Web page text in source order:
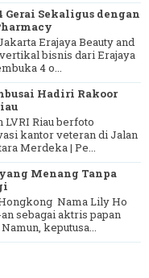
Sekaligus dengan
Erajaya Beauty and
bisnis dari Erajaya
4 o...
Hadiri Rakoor
LVRI Riau berfoto
kantor veteran di Jalan
Merdeka | Pe...
Menang Tanpa
Nama Lily Ho
sebagai aktris papan
keputusa...